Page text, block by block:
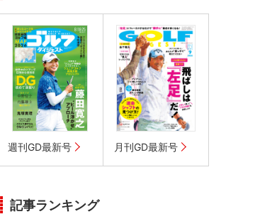
週刊GD最新号 月刊GD最新号
記事ランキング